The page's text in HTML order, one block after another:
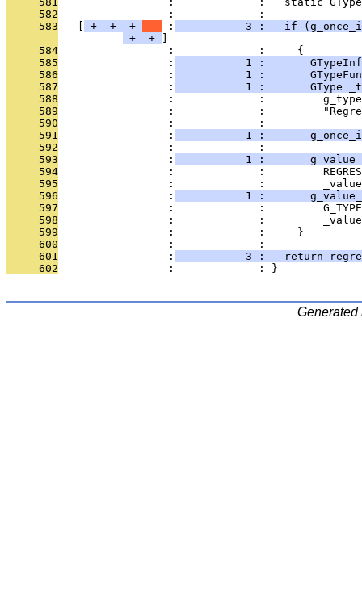
     582
                 :             :
     583
+ + + - :
3 :   if
+
+
     584
                 :             :     {
     585
                 :
1 :
     586
                 :
1 :
     587
                 :
1 :       GType
     588
:             :
     589
:             :
     590
                 :             :
     591
                 :
1 :
     592
                 :             :
     593
                 :
1 :
     594
:             :
     595
:             :
     596
                 :
1 :
     597
:             :
     598
:             :
     599
                 :             :     }
     600
                 :             :
     601
                 :
3 :   return
     602
                 :             : }